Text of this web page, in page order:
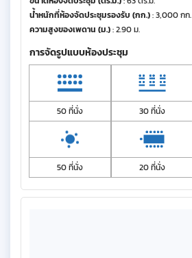
น้ำหนักที่ห้องจัดประชุมรองรับ (กก.): 3,000 กก.
ความสูงของเพดาน (ม.): 2.90 ม.
การจัดรูปแบบห้องประชุม
50 ที่นั่ง 30 ที่นั่ง
50 ที่นั่ง 20 ที่นั่ง